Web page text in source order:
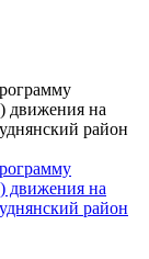
движения на
район
движения на
район